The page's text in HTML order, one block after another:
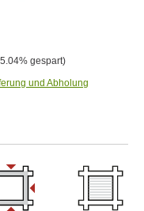
gespart)
und Abholung